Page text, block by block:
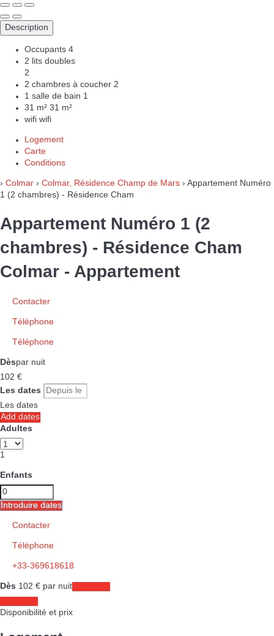
Description
Occupants 4
2 lits doubles
2
2 chambres à coucher 2
1 salle de bain 1
31 m² 31 m²
wifi wifi
Logement
Carte
Conditions
› Colmar › Colmar, Résidence Champ de Mars › Appartement Numéro
1 (2 chambres) - Résidence Cham
Appartement Numéro 1 (2
chambres) - Résidence Cham
Colmar - Appartement
Contacter
Téléphone
Téléphone
Dèspar nuit
102 €
Les dates
Les dates
Add dates
Adultes
1
Enfants
Introduire dates
Contacter
Téléphone
+33-369618618
Dès 102 € par nuit
Disponibilité et prix